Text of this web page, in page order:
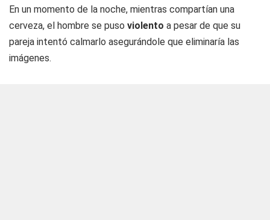
En un momento de la noche, mientras compartían una
cerveza, el hombre se puso violento a pesar de que su
pareja intentó calmarlo asegurándole que eliminaría las
imágenes.